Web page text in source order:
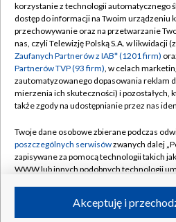
TVP
Abonament TVP
Emisja w TVP
Centrum informacji TVP
Naziemna Telewizja Cyfrowa
Rada Programowa
System NOS
Informacje o nadawcy
Program dla prasy
Regulamin
Polityka
Moje
Pomoc
Kanały
korzystanie z technologii automatycznego
dostęp do informacji na Twoim urządzeniu
przechowywanie oraz na przetwarzanie
nas, czyli Telewizję Polską S.A. w likwidacji
Zaufanych Partnerów z IAB* (1201 firm)
Partnerów TVP (93 firm), w celach
zautomatyzowanego dopasowania reklam
mierzenia ich skuteczności) i pozostałych,
także zgody na udostępnianie przez nas
Twoje dane osobowe zbierane podczas
poszczególnych serwisówzwanych dalej
zapisywane za pomocą technologii takich
WWW lub innych podobnych technologii
ruchu w Internecie.Akceptuję i